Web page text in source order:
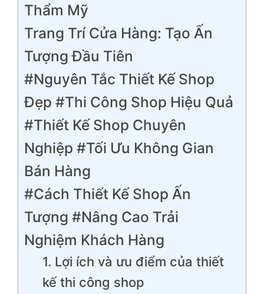
Thẩm Mỹ
Trang Trí Cửa Hàng: Tạo Ấn
Tượng Đầu Tiên
#Nguyên Tắc Thiết Kế Shop
Đẹp #Thi Công Shop Hiệu Quả
#Thiết Kế Shop Chuyên
Nghiệp #Tối Ưu Không Gian
Bán Hàng
#Cách Thiết Kế Shop Ấn
Tượng #Nâng Cao Trải
Nghiệm Khách Hàng
1. Lợi ích và ưu điểm của thiết
kế thi công shop